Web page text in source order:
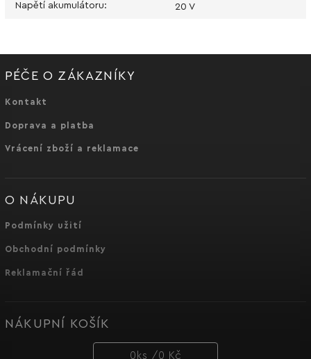
Napětí akumulátoru: 20 V
PÉČE O ZÁKAZNÍKY
Kontakt
Doprava a platba
Vrácení zboží a reklamace
O NÁKUPU
Podmínky užití
Obchodní podmínky
Reklamační řád
NÁKUPNÍ KOŠÍK
0 ks / 0 Kč